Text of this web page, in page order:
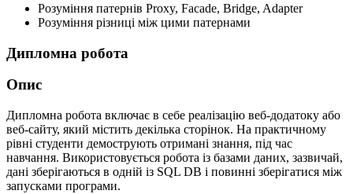
Розуміння патернів Proxy, Facade, Bridge, Adapter
Розуміння різниці між цими патернами
Дипломна робота
Опис
Дипломна робота включає в себе реалізацію веб-додатоку або
веб-сайту, який містить декілька сторінок. На практичному
рівні студенти демострують отримані знання, під час
навчання. Використовується робота із базами даних, зазвичай,
дані зберігаються в одній із SQL DB і повинні зберігатися між
запусками програми.